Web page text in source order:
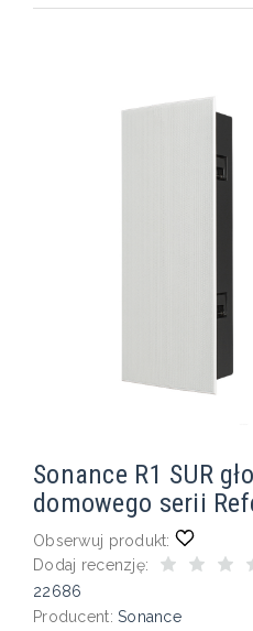
Sonance R1 SUR
domowego serii
Obserwuj produkt:
Dodaj recenzję:
22686
Producent: Sonance